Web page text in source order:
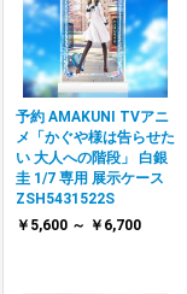
予約 AMAKUNI TVアニ
メ「かぐや様は告らせた
い 大人への階段」 白銀
圭 1/7 専用 展示ケース
ZSH5431522S
￥5,600 ～ ￥6,700